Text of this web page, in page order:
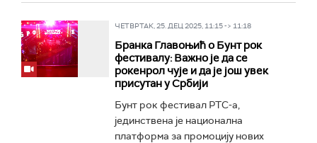
ЧЕТВРТАК, 25. ДЕЦ 2025, 11:15 -> 11:18
Бранка Главоњић о Бунт рок
фестивалу: Важно је да се
рокенрол чује и да је још увек
присутан у Србији
Бунт рок фестивал РТС-а,
јединствена је национална
платформа за промоцију нових